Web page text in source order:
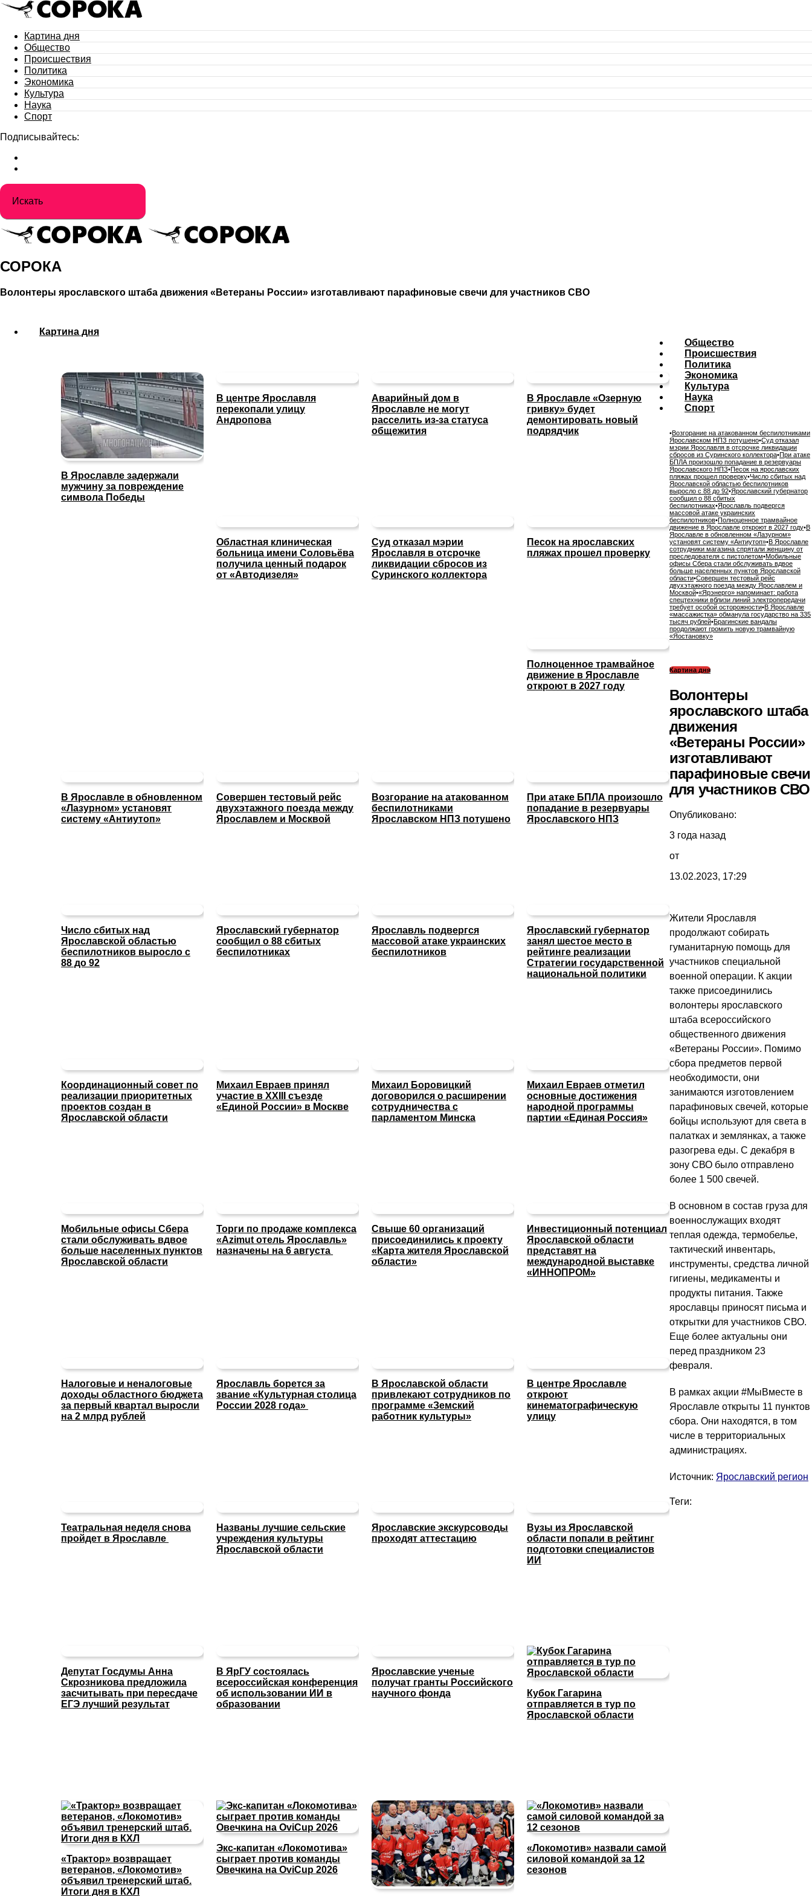
Картина дня
Общество
Происшествия
Политика
Экономика
Культура
Наука
Спорт
Подписывайтесь:
СОРОКА
Волонтеры ярославского штаба движения «Ветераны России» изготавливают парафиновые свечи для участников СВО
Картина дня
В Ярославле задержали
мужчину за повреждение
символа Победы
В центре Ярославля
перекопали улицу
Андропова
Аварийный дом в
Ярославле не могут
расселить из-за статуса
общежития
В Ярославле «Озерную
гривку» будет
демонтировать новый
подрядчик
Областная клиническая
больница имени Соловьёва
получила ценный подарок
от «Автодизеля»
Общество
Суд отказал мэрии
Ярославля в отсрочке
ликвидации сбросов из
Суринского коллектора
Песок на ярославских
пляжах прошел проверку
Полноценное трамвайное
движение в Ярославле
откроют в 2027 году
В Ярославле в обновленном
«Лазурном» установят
систему «Антиутоп»
Совершен тестовый рейс
двухэтажного поезда между
Ярославлем и Москвой
Происшествия
Возгорание на атакованном
беспилотниками
Ярославском НПЗ потушено
При атаке БПЛА произошло
попадание в резервуары
Ярославского НПЗ
Число сбитых над
Ярославской областью
беспилотников выросло с
88 до 92
Ярославский губернатор
сообщил о 88 сбитых
беспилотниках
Ярославль подвергся
массовой атаке украинских
беспилотников
Политика
Ярославский губернатор
занял шестое место в
рейтинге реализации
Стратегии государственной
национальной политики
Координационный совет по
реализации приоритетных
проектов создан в
Ярославской области
Михаил Евраев принял
участие в XXIII съезде
«Единой России» в Москве
Михаил Боровицкий
договорился о расширении
сотрудничества с
парламентом Минска
Михаил Евраев отметил
основные достижения
народной программы
партии «Единая Россия»
Экономика
Мобильные офисы Сбера
стали обслуживать вдвое
больше населенных пунктов
Ярославской области
Торги по продаже комплекса
«Azimut отель Ярославль»
назначены на 6 августа
Свыше 60 организаций
присоединились к проекту
«Карта жителя Ярославской
области»
Инвестиционный потенциал
Ярославской области
представят на
международной выставке
«ИННОПРОМ»
Налоговые и неналоговые
доходы областного бюджета
за первый квартал выросли
на 2 млрд рублей
Культура
Ярославль борется за
звание «Культурная столица
России 2028 года»
В Ярославской области
привлекают сотрудников по
программе «Земский
работник культуры»
В центре Ярославле
откроют
кинематографическую
улицу
Театральная неделя снова
пройдет в Ярославле
Названы лучшие сельские
учреждения культуры
Ярославской области
Наука
Ярославские экскурсоводы
проходят аттестацию
Вузы из Ярославской
области попали в рейтинг
подготовки специалистов
ИИ
Депутат Госдумы Анна
Скрозникова предложила
засчитывать при пересдаче
ЕГЭ лучший результат
В ЯрГУ состоялась
всероссийская конференция
об использовании ИИ в
образовании
Ярославские ученые
получат гранты Российского
научного фонда
Спорт
Кубок Гагарина
отправляется в тур по
Ярославской области
«Трактор» возвращает
ветеранов, «Локомотив»
объявил тренерский штаб.
Итоги дня в КХЛ
Экс-капитан «Локомотива»
сыграет против команды
Овечкина на OviCup 2026
«Локомотив» назвали самой
силовой командой за 12
сезонов
•Возгорание на атакованном беспилотниками
Ярославском НПЗ потушено•Суд отказал
мэрии Ярославля в отсрочке ликвидации
сбросов из Суринского коллектора•При атаке
БПЛА произошло попадание в резервуары
Ярославского НПЗ•Песок на ярославских
пляжах прошел проверку•Число сбитых над
Ярославской областью беспилотников
выросло с 88 до 92•Ярославский губернатор
сообщил о 88 сбитых
беспилотниках•Ярославль подвергся
массовой атаке украинских
беспилотников•Полноценное трамвайное
движение в Ярославле откроют в 2027 году•В
Ярославле в обновленном «Лазурном»
установят систему «Антиутоп»•В Ярославле
сотрудники магазина спрятали женщину от
преследователя с пистолетом•Мобильные
офисы Сбера стали обслуживать вдвое
больше населенных пунктов Ярославской
области•Совершен тестовый рейс
двухэтажного поезда между Ярославлем и
Москвой•«Ярэнерго» напоминает: работа
спецтехники вблизи линий электропередачи
требует особой осторожности•В Ярославле
«массажистка» обманула государство на 335
тысяч рублей•Брагинские вандалы
продолжают громить новую трамвайную
«Яостановку»
Картина дня
Волонтеры
ярославского штаба
движения
«Ветераны России»
изготавливают
парафиновые свечи
для участников СВО
Опубликовано:
3 года назад
от
13.02.2023, 17:29
Жители Ярославля
продолжают собирать
гуманитарную помощь для
участников специальной
военной операции. К акции
также присоединились
волонтеры ярославского
штаба всероссийского
общественного движения
«Ветераны России». Помимо
сбора предметов первой
необходимости, они
занимаются изготовлением
парафиновых свечей, которые
бойцы используют для света в
палатках и землянках, а также
разогрева еды. С декабря в
зону СВО было отправлено
более 1 500 свечей.
В основном в состав груза для
военнослужащих входят
теплая одежда, термобелье,
тактический инвентарь,
инструменты, средства личной
гигиены, медикаменты и
продукты питания. Также
ярославцы приносят письма и
открытки для участников СВО.
Еще более актуальны они
перед праздником 23
февраля.
В рамках акции #МыВместе в
Ярославле открыты 11 пунктов
сбора. Они находятся, в том
числе в территориальных
администрациях.
Источник: Ярославский регион
Теги: